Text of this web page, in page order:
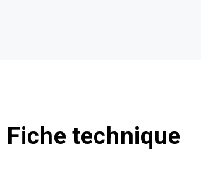
Fiche technique